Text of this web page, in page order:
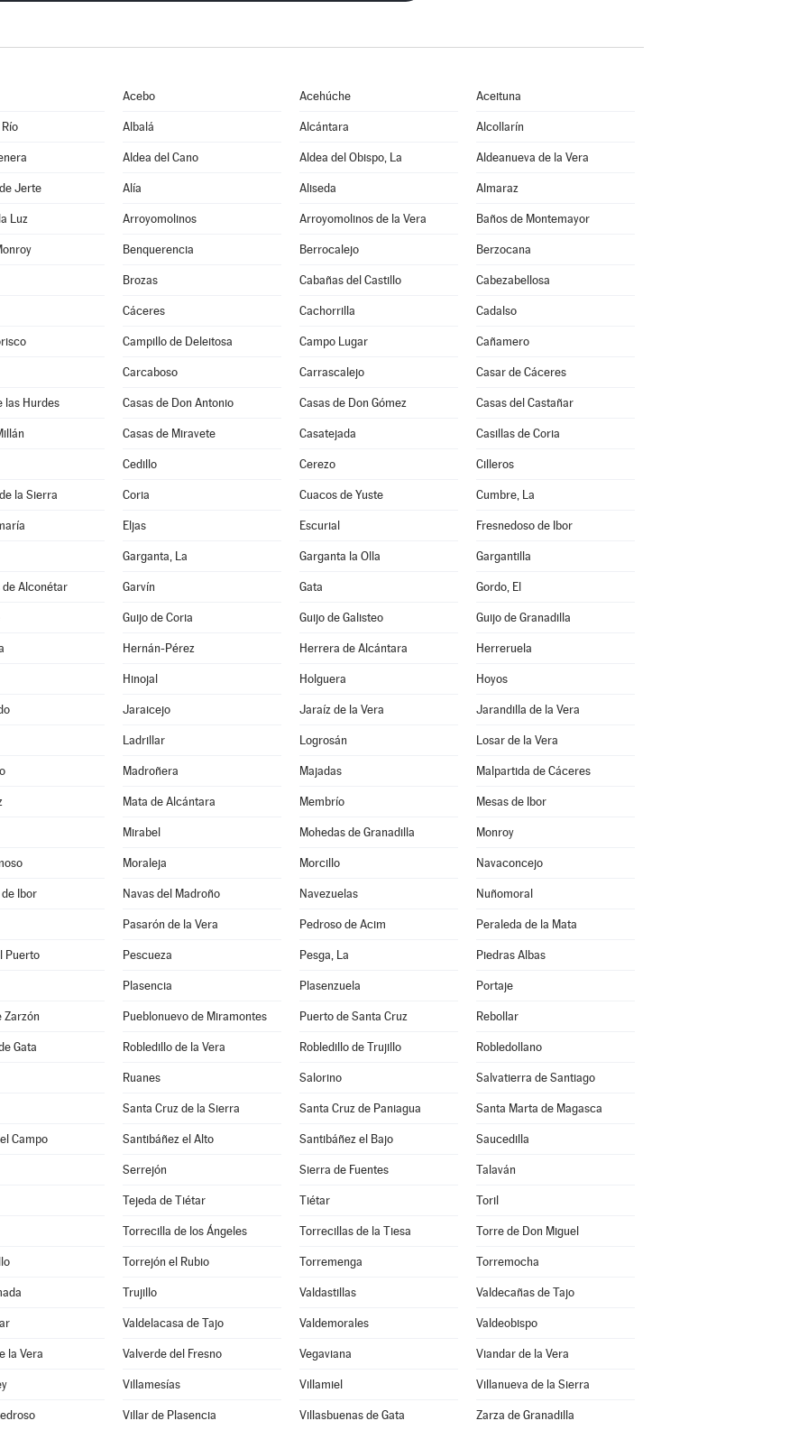
Acebo Acehúche Aceituna
Albalá Alcántara Alcollarín
Aldea del Cano Aldea del Obispo, La Aldeanueva de la Vera
Jerte Alía Aliseda Almaraz
Luz Arroyomolinos Arroyomolinos de la Vera Baños de Montemayor
Benquerencia Berrocalejo Berzocana
Brozas Cabañas del Castillo Cabezabellosa
Cáceres Cachorrilla Cadalso
Campillo de Deleitosa Campo Lugar Cañamero
Carcaboso Carrascalejo Casar de Cáceres
las Hurdes Casas de Don Antonio Casas de Don Gómez Casas del Castañar
Casas de Miravete Casatejada Casillas de Coria
Cedillo Cerezo Cilleros
la Sierra Coria Cuacos de Yuste Cumbre, La
Eljas Escurial Fresnedoso de Ibor
Garganta, La Garganta la Olla Gargantilla
de Alconétar Garvín Gata Gordo, El
Guijo de Coria Guijo de Galisteo Guijo de Granadilla
Hernán-Pérez Herrera de Alcántara Herreruela
Hinojal Holguera Hoyos
Jaraicejo Jaraíz de la Vera Jarandilla de la Vera
Ladrillar Logrosán Losar de la Vera
Madroñera Majadas Malpartida de Cáceres
Mata de Alcántara Membrío Mesas de Ibor
Mirabel Mohedas de Granadilla Monroy
Moraleja Morcillo Navaconcejo
Ibor Navas del Madroño Navezuelas Nuñomoral
Pasarón de la Vera Pedroso de Acim Peraleda de la Mata
Puerto Pescueza Pesga, La Piedras Albas
Plasencia Plasenzuela Portaje
Zarzón Pueblonuevo de Miramontes Puerto de Santa Cruz Rebollar
Gata Robledillo de la Vera Robledillo de Trujillo Robledollano
Ruanes Salorino Salvatierra de Santiago
Santa Cruz de la Sierra Santa Cruz de Paniagua Santa Marta de Magasca
Campo Santibáñez el Alto Santibáñez el Bajo Saucedilla
Serrejón Sierra de Fuentes Talaván
Tejeda de Tiétar Tiétar Toril
Torrecilla de los Ángeles Torrecillas de la Tiesa Torre de Don Miguel
Torrejón el Rubio Torremenga Torremocha
Trujillo Valdastillas Valdecañas de Tajo
Valdelacasa de Tajo Valdemorales Valdeobispo
la Vera Valverde del Fresno Vegaviana Viandar de la Vera
Villamesías Villamiel Villanueva de la Sierra
Villar de Plasencia Villasbuenas de Gata Zarza de Granadilla